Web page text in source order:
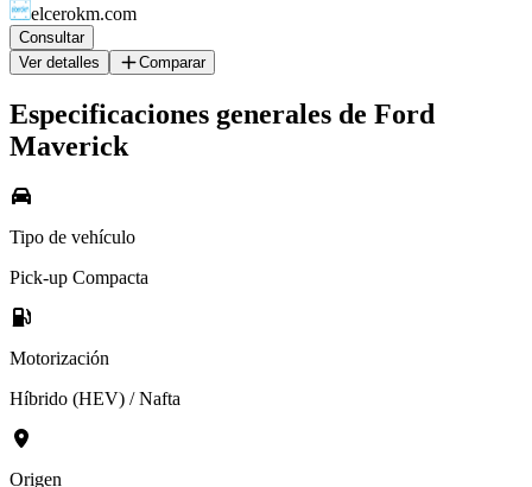
elcerokm.com
Consultar
Ver detalles
Comparar
Especificaciones generales de Ford
Maverick
Tipo de vehículo
Pick-up Compacta
Motorización
Híbrido (HEV) / Nafta
Origen